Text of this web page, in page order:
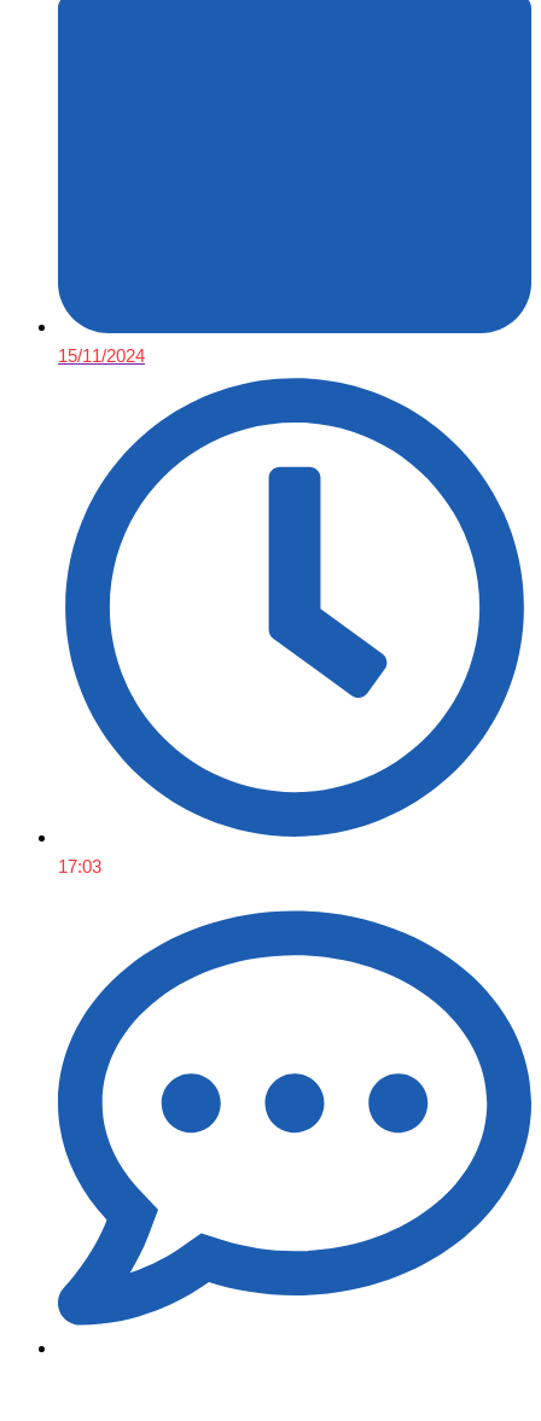
15/11/2024
17:03